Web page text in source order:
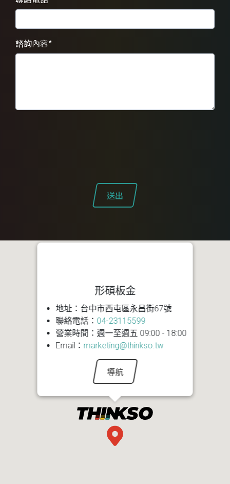
諮詢內容*
送出
形碩板金
地址：台中市西屯區永昌街67號
聯絡電話： 04-23115599
營業時間：週一至週五 09:00 - 18:00
Email： marketing@thinkso.tw
導航